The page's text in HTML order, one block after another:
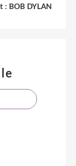
: BOB DYLAN